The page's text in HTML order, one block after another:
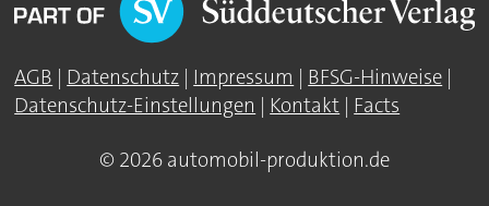
AGB | Datenschutz | Impressum | BFSG-Hinweise |
Datenschutz-Einstellungen | Kontakt | Facts
© 2026 automobil-produktion.de